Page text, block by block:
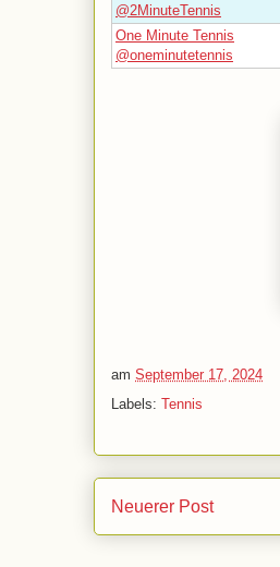
@2MinuteTennis
One Minute Tennis
@oneminutetennis
am September 17, 2024
Labels: Tennis
Neuerer Post